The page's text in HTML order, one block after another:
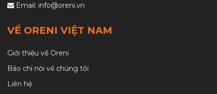
Email: info@oreni.vn
VỀ ORENI VIỆT NAM
Giới thiệu về Oreni
Báo chí nói về chúng tôi
Liên hệ